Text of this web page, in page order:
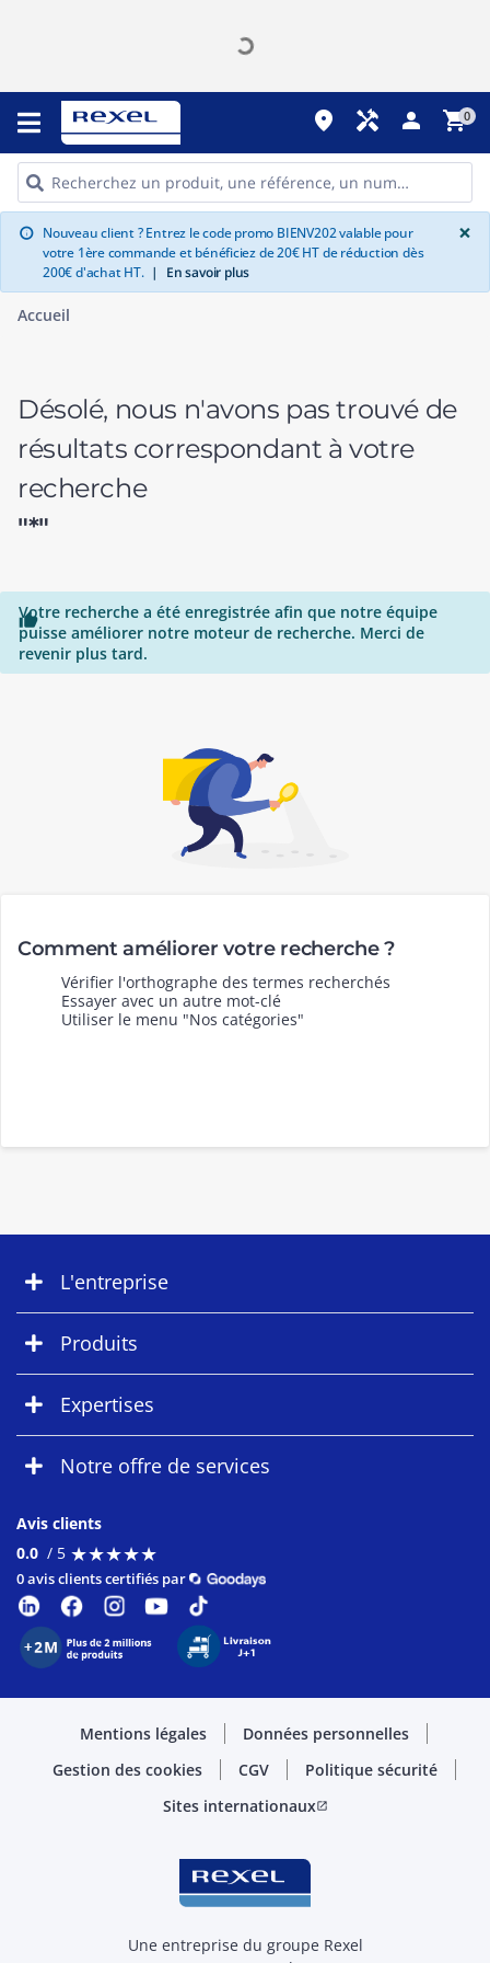
place handyman person shopping_cart0
info Nouveau client ? Entrez le code promo BIENV202 valable pour
votre 1ère commande et bénéficiez de 20€ HT de réduction dès
200€ d'achat HT. | En savoir plus
×
Accueil
Désolé, nous n'avons pas trouvé de
résultats correspondant à votre
recherche
"*"

Votre recherche a été enregistrée afin que notre équipe
puisse améliorer notre moteur de recherche. Merci de
revenir plus tard.
Comment améliorer votre recherche ?
Vérifier l'orthographe des termes recherchés
Essayer avec un autre mot-clé
Utiliser le menu "Nos catégories"
L'entreprise
Produits
Expertises
Notre offre de services
Avis clients
0.0 / 5 ★★★★★
★★★★★
0 avis clients certifiés par
Mentions légales
Données personnelles
Gestion des cookies
CGV
Politique sécurité
Sites internationauxopen_in_new
Une entreprise du groupe Rexel